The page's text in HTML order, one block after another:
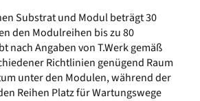
Substrat und Modul beträgt 30
den Modulreihen bis zu 80
nach Angaben von T.Werk gemäß
Richtlinien genügend Raum
unter den Modulen, während der
Reihen Platz für Wartungswege